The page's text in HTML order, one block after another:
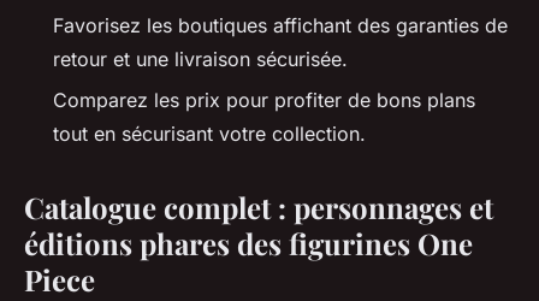
Favorisez les boutiques affichant des garanties de
retour et une livraison sécurisée.
Comparez les prix pour profiter de bons plans
tout en sécurisant votre collection.
Catalogue complet : personnages et
éditions phares des figurines One
Piece